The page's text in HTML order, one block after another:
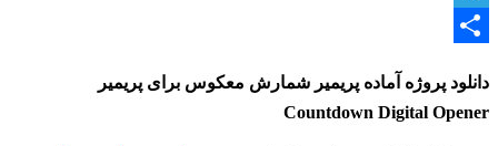
Telegram
گذاری
دانلود پروژه آماده پریمیر شمارش معکوس برای پریمیر
Countdown Digital Opener